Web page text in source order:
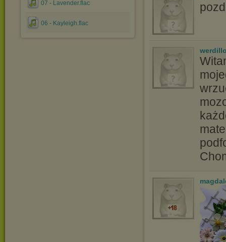
07 - Lavender.flac
06 - Kayleigh.flac